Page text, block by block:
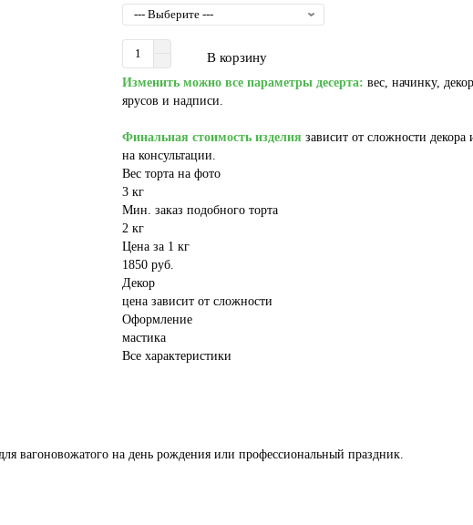
В корзину
Изменить можно все параметры десерта: вес, начинку,
ярусов и надписи.
Финальная стоимость изделия зависит от сложности декора
на консультации.
Вес торта на фото
3 кг
Мин. заказ подобного торта
2 кг
Цена за 1 кг
1850 руб.
Декор
цена зависит от сложности
Оформление
мастика
Все характеристики
вагоновожатого на день рождения или профессиональный праздник.